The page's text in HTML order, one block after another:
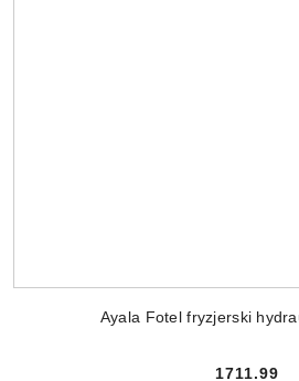
Ayala Fotel fryzjerski
1711.99